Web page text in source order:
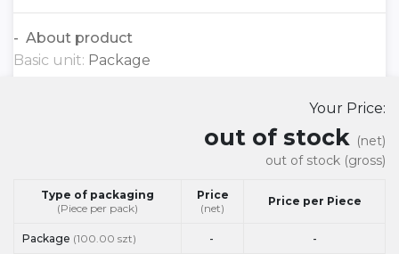
About product
Basic unit: Package
Your Price:
out of stock (net)
out of stock (gross)
Type of packaging
(Piece per pack)
Price
(net)
Price per Piece
Package (100.00 szt) - -